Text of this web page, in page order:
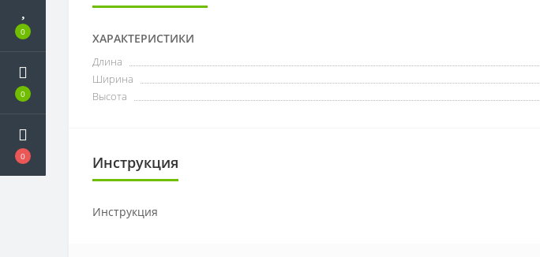
0
0
0
ХАРАКТЕРИСТИКИ
Длина
Ширина
Высота
Инструкция
Инструкция